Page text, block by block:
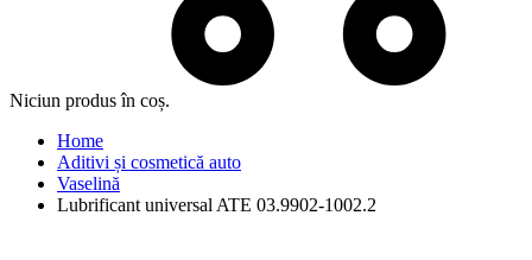
Niciun produs în coș.
Home
Aditivi și cosmetică auto
Vaselină
Lubrificant universal ATE 03.9902-1002.2